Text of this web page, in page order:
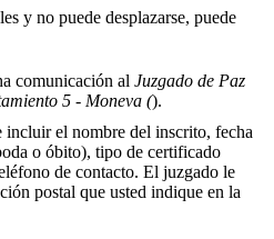
y no puede desplazarse, puede
comunicación al Juzgado de Paz
5 - Moneva ().
incluir el nombre del inscrito, fecha
o óbito), tipo de certificado
de contacto. El juzgado le
postal que usted indique en la